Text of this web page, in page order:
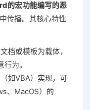
的宏功能编写的恶
传播。其核心特性
档或模板为载体，
为‌。
如VBA）实现，可
、MacOS）的